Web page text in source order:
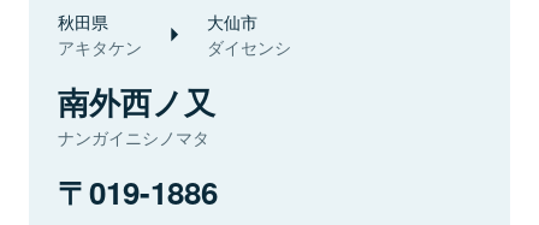
秋田県
アキタケン
大仙市
ダイセンシ
南外西ノ又
ナンガイニシノマタ
019-1886